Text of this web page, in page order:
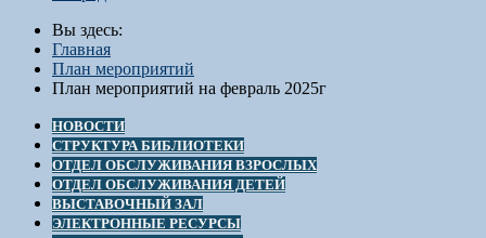
Вы здесь:
Главная
План мероприятий
План мероприятий на февраль 2025г
НОВОСТИ
СТРУКТУРА БИБЛИОТЕКИ
ОТДЕЛ ОБСЛУЖИВАНИЯ ВЗРОСЛЫХ
ОТДЕЛ ОБСЛУЖИВАНИЯ ДЕТЕЙ
ВЫСТАВОЧНЫЙ ЗАЛ
ЭЛЕКТРОННЫЕ РЕСУРСЫ